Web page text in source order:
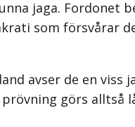
jaga. Fordonet
som försvårar
avser de en viss
görs alltså